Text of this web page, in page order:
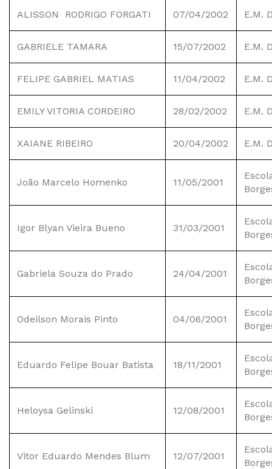
ALISSON RODRIGO FORGATI 07/04/2002 E.M.
GABRIELE TAMARA 15/07/2002 E.M.
FELIPE GABRIEL MATIAS 11/04/2002 E.M.
EMILY VITORIA CORDEIRO 28/02/2002 E.M.
XAIANE RIBEIRO 20/04/2002 E.M.
João Marcelo Homenko 11/05/2001
Igor Blyan Vieira Bueno 31/03/2001
Gabriela Souza do Prado 24/04/2001
Odeilson Morais Pinto 04/06/2001
Eduardo Felipe Bouar Batista 18/11/2001
Heloysa Gelinski 12/08/2001
Vitor Eduardo Mendes Blum 12/07/2001